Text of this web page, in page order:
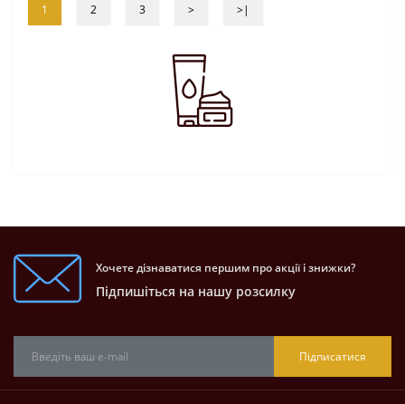
1 2 3 > >|
Хочете дізнаватися першим про акції і знижки?
Підпишіться на нашу розсилку
Підписатися